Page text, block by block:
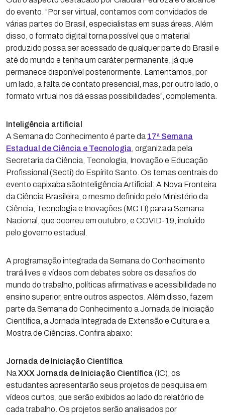
do evento. “Por ser virtual, contamos com convidados de
várias partes do Brasil, especialistas em suas áreas. Além
disso, o formato digital torna possível que o material
produzido possa ser acessado de qualquer parte do Brasil e
até do mundo e tenha um caráter permanente, já que
permanece disponível posteriormente. Lamentamos, por
um lado, a falta de contato presencial, mas, por outro lado, o
formato virtual nos dá essas possibilidades”, complementa.
Inteligência artificial
A Semana do Conhecimento é parte da 17ª Semana
Estadual de Ciência e Tecnologia , organizada pela
Secretaria da Ciência, Tecnologia, Inovação e Educação
Profissional (Secti) do Espírito Santo. Os temas centrais do
evento capixaba sãoInteligência Artificial: A Nova Fronteira
da Ciência Brasileira, o mesmo definido pelo Ministério da
Ciência, Tecnologia e Inovações (MCTI) para a Semana
Nacional, que ocorreu em outubro; e COVID-19, incluído
pelo governo estadual.
A programação integrada da Semana do Conhecimento
trará lives e vídeos com debates sobre os desafios do
mundo do trabalho, políticas afirmativas e acessibilidade no
ensino superior, entre outros aspectos. Além disso, fazem
parte da Semana do Conhecimento a Jornada de Iniciação
Científica, a Jornada Integrada de Extensão e Cultura e a
Mostra de Ciências. Confira abaixo:
Jornada de Iniciação Científica
Na XXX Jornada de Iniciação Científica (IC), os
estudantes apresentarão seus projetos de pesquisa em
vídeos curtos, que serão exibidos ao lado do relatório de
cada trabalho. Os projetos serão analisados por